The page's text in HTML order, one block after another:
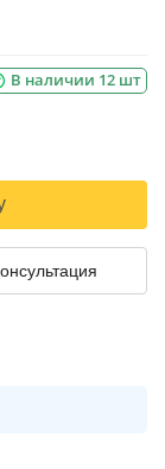
В наличии 12 шт